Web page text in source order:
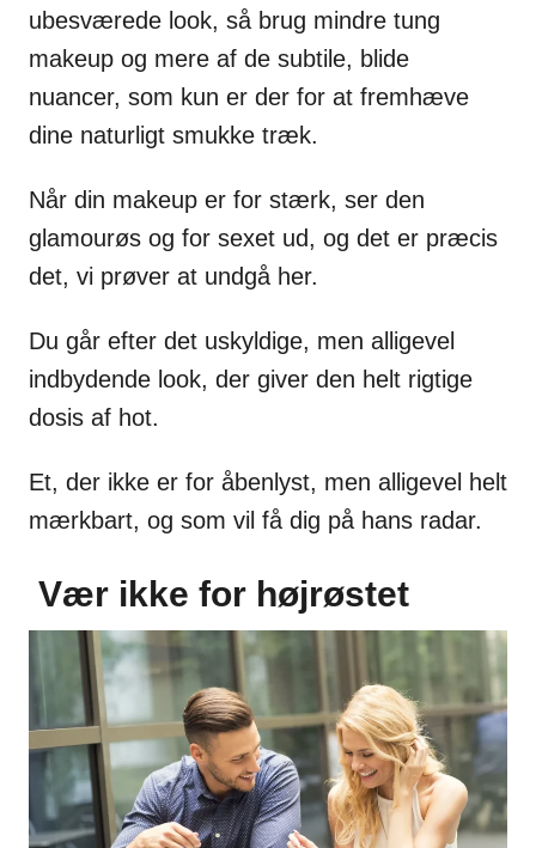
ubesværede look, så brug mindre tung
makeup og mere af de subtile, blide
nuancer, som kun er der for at fremhæve
dine naturligt smukke træk.
Når din makeup er for stærk, ser den
glamourøs og for sexet ud, og det er præcis
det, vi prøver at undgå her.
Du går efter det uskyldige, men alligevel
indbydende look, der giver den helt rigtige
dosis af hot.
Et, der ikke er for åbenlyst, men alligevel helt
mærkbart, og som vil få dig på hans radar.
Vær ikke for højrøstet